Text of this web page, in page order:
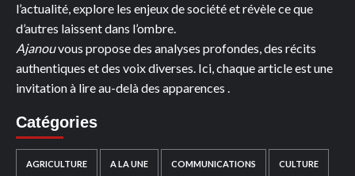
l’actualité, explore les enjeux de société et révèle ce que
d’autres laissent dans l’ombre.
Ajanouvous propose des analyses profondes, des récits
authentiques et des voix diverses. Ici, chaque article est une
invitation à lire au-delà des apparences .
Catégories
AGRICULTURE A LA UNE COMMUNICATIONS CULTURE